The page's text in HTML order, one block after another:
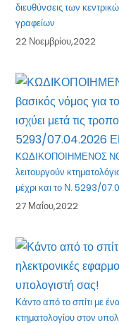
διευθύνσεις των
γραφείων
22 Νοεμβρίου,2022
ΚΩΔΙΚΟΠΟΙΗΜΕΝΟΣ
λειτουργούν
μέχρι και το Ν. 5293/
27 Μαΐου,2022
Κάντο από το σπίτι με
κτηματολογίου στον